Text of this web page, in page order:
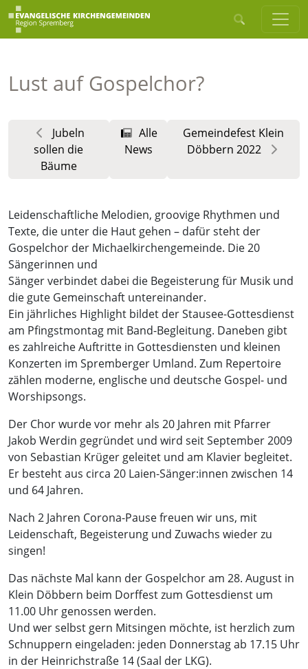
Lust auf Gospelchor?
Jubeln
sollen die
Bäume
Alle
News
Gemeindefest Klein
Döbbern 2022
Leidenschaftliche Melodien, groovige Rhythmen und
Texte, die unter die Haut gehen – dafür steht der
Gospelchor der Michaelkirchengemeinde. Die 20
Sängerinnen und
Sänger verbindet dabei die Begeisterung für Musik und
die gute Gemeinschaft untereinander.
Ein jährliches Highlight bildet der Stausee-Gottesdienst
am Pfingstmontag mit Band-Begleitung. Daneben gibt
es zahlreiche Auftritte in Gottesdiensten und kleinen
Konzerten im Spremberger Umland. Zum Repertoire
zählen moderne, englische und deutsche Gospel- und
Worshipsongs.
Der Chor wurde vor mehr als 20 Jahren mit Pfarrer
Jakob Werdin gegründet und wird seit September 2009
von Sebastian Krüger geleitet und am Klavier begleitet.
Er besteht aus circa 20 Laien-Sänger:innen zwischen 14
und 64 Jahren.
Nach 2 Jahren Corona-Pause freuen wir uns, mit
Leidenschaft, Begeisterung und Zuwachs wieder zu
singen!
Das nächste Mal kann der Gospelchor am 28. August in
Klein Döbbern beim Dorffest zum Gottesdienst um
11.00 Uhr genossen werden.
Und wer selbst gern Mitsingen möchte, ist herzlich zum
Schnuppern eingeladen: jeden Donnerstag ab 17.15 Uhr
in der Heinrichstraße 14 (Saal der LKG).